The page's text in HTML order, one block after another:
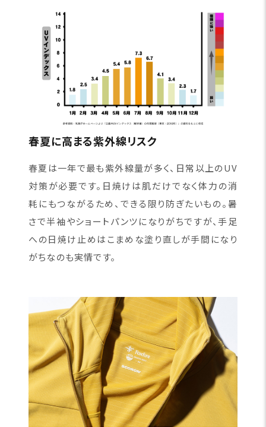
春夏に高まる紫外線リスク
春夏は一年で最も紫外線量が多く、日常以上のUV
対策が必要です。日焼けは肌だけでなく体力の消
耗にもつながるため、できる限り防ぎたいもの。暑
さで半袖やショートパンツになりがちですが、手足
への日焼け止めはこまめな塗り直しが手間になり
がちなのも実情です。